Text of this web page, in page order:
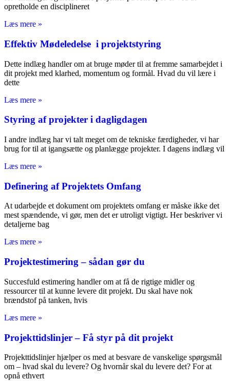
opretholde en disciplineret
Læs mere »
Effektiv Mødeledelse i projektstyring
Dette indlæg handler om at bruge møder til at fremme samarbejdet i
dit projekt med klarhed, momentum og formål. Hvad du vil lære i
dette
Læs mere »
Styring af projekter i dagligdagen
I andre indlæg har vi talt meget om de tekniske færdigheder, vi har
brug for til at igangsætte og planlægge projekter. I dagens indlæg vil
Læs mere »
Definering af Projektets Omfang
At udarbejde et dokument om projektets omfang er måske ikke det
mest spændende, vi gør, men det er utroligt vigtigt. Her beskriver vi
detaljerne bag
Læs mere »
Projektestimering – sådan gør du
Succesfuld estimering handler om at få de rigtige midler og
ressourcer til at kunne levere dit projekt. Du skal have nok
brændstof på tanken, hvis
Læs mere »
Projekttidslinjer – Få styr på dit projekt
Projekttidslinjer hjælper os med at besvare de vanskelige spørgsmål
om – hvad skal du levere? Og hvornår skal du levere det? For at
opnå ethvert